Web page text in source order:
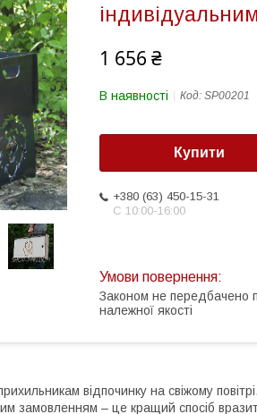
1 656 ₴
В наявності Код: SP00201
Купити
+380 (63) 450-15-31
С 10:00-16:00
Законом не передбачено
належної якості
відпочинку на свіжому
замовленням – це кращий спосіб